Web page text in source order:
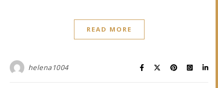
READ MORE
helena1004